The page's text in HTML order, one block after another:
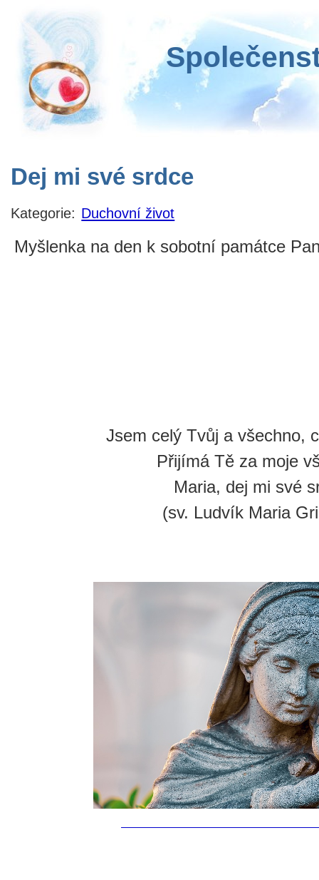
Dej mi své srdce
Kategorie: Duchovní život
Myšlenka na den k sobotní památce
Jsem celý Tvůj a všechno,
Přijímá Tě za moje
Maria, dej mi své
(sv. Ludvík Maria